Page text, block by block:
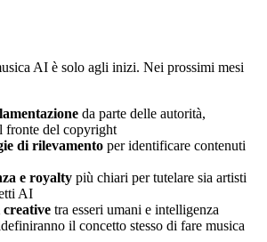
AI è solo agli inizi. Nei prossimi mesi
da parte delle autorità,
fronte del copyright
di rilevamento per identificare contenuti
e royalty più chiari per tutelare sia artisti
AI
tra esseri umani e intelligenza
il concetto stesso di fare musica